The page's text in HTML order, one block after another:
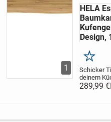
1
HELA
Design,
Merken
Schicker
deinem
der
289,99 €